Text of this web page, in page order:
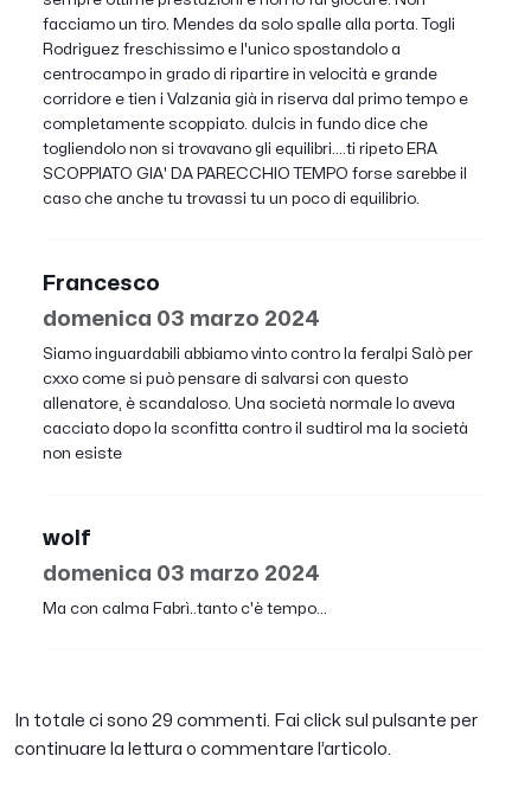
facciamo un tiro. Mendes da solo spalle alla porta. Togli
Rodriguez freschissimo e l'unico spostandolo a
centrocampo in grado di ripartire in velocità e grande
corridore e tien i Valzania già in riserva dal primo tempo e
completamente scoppiato. dulcis in fundo dice che
togliendolo non si trovavano gli equilibri....ti ripeto ERA
SCOPPIATO GIA' DA PARECCHIO TEMPO forse sarebbe il
caso che anche tu trovassi tu un poco di equilibrio.
Francesco
domenica 03 marzo 2024
Siamo inguardabili abbiamo vinto contro la feralpi Salò per
cxxo come si può pensare di salvarsi con questo
allenatore, è scandaloso. Una società normale lo aveva
cacciato dopo la sconfitta contro il sudtirol ma la società
non esiste
wolf
domenica 03 marzo 2024
Ma con calma Fabrì..tanto c'è tempo...
In totale ci sono 29 commenti. Fai click sul pulsante per
continuare la lettura o commentare l’articolo.